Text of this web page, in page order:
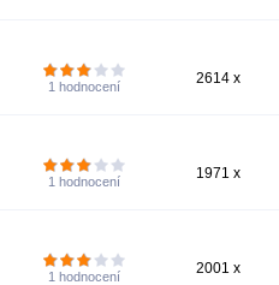
1 hodnocení 2614 x
1 hodnocení 1971 x
1 hodnocení 2001 x